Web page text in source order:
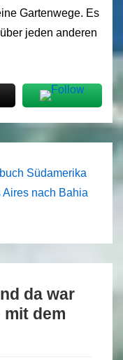
Gartenwege. Es
jeden anderen
Südamerika
Aires nach Bahia
da war
mit dem